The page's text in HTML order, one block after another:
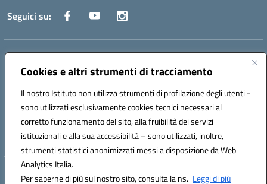
Cookies e altri strumenti di tracciamento
Il nostro Istituto non utilizza strumenti di profilazione degli utenti -
sono utilizzati esclusivamente cookies tecnici necessari al
corretto funzionamento del sito, alla fruibilità dei servizi
istituzionali e alla sua accessibilità – sono utilizzati, inoltre,
strumenti statistici anonimizzati messi a disposizione da Web
Analytics Italia.
Per saperne di più sul nostro sito, consulta la ns. Leggi di più
Seguici su:
Indirizzo:
Centralino:0885 417864 Email:fgpc180008@istruzione.it
Codice fiscale: 90043150714
Codice meccanografico:
FGPC180008
Codice Indice delle Pubbliche Amministrazioni (IPA): lzcc
Hosting & Powered by 3D Solution S.r.l.